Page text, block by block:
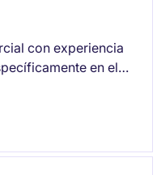
con experiencia
en el
con clientes
tener un sólido